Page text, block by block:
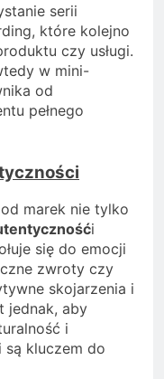
serii
które kolejno
czy usługi.
w mini-
od
pełnego
marek nie tylko
i
się do emocji
zwroty czy
skojarzenia i
jednak, aby
i
są kluczem do